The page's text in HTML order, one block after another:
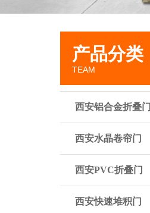
产品分类
TEAM
西安铝合金折叠门
西安水晶卷帘门
西安PVC折叠门
西安快速堆积门